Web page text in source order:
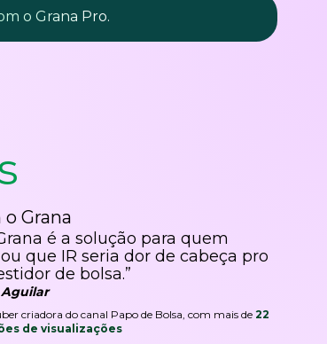
o Grana Pro.
Grana
é a solução para quem
que IR seria dor de cabeça pro
de bolsa.”
criadora do canal Papo de Bolsa, com mais de 22
de visualizações